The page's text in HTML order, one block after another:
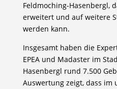
Feldmoching-Hasenbergl,
erweitert und auf weitere
werden kann.
Insgesamt haben die
EPEA und Madaster im
Hasenbergl rund 7.500
Auswertung zeigt, dass im